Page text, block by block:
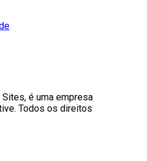
é uma empresa
Todos os direitos